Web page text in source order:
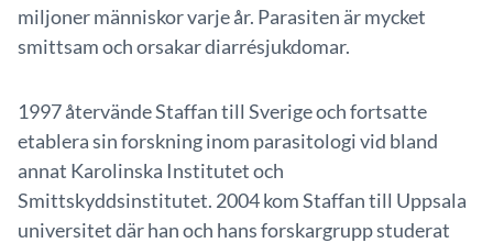
miljoner människor varje år. Parasiten är mycket
smittsam och orsakar diarrésjukdomar.
1997 återvände Staffan till Sverige och fortsatte
etablera sin forskning inom parasitologi vid bland
annat Karolinska Institutet och
Smittskyddsinstitutet. 2004 kom Staffan till Uppsala
universitet där han och hans forskargrupp studerat